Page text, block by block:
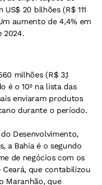
20 bilhões (R$ 111
aumento de 4,4% em
2024.
milhões (R$ 3,1
é o 10º na lista das
enviaram produtos
durante o período.
Desenvolvimento,
a Bahia é o segundo
de negócios com os
Ceará, que contabilizou
Maranhão, que